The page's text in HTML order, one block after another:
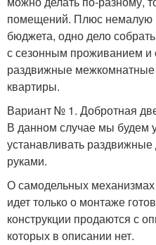
помещений. Плюс немалую
бюджета, одно дело
с сезонным проживанием и
раздвижные межкомнатные
квартиры.
Вариант № 1. Добротная
В данном случае мы будем
устанавливать
руками.
О самодельных механизмах
идет только о монтаже
конструкции продаются с
которых в описании нет.